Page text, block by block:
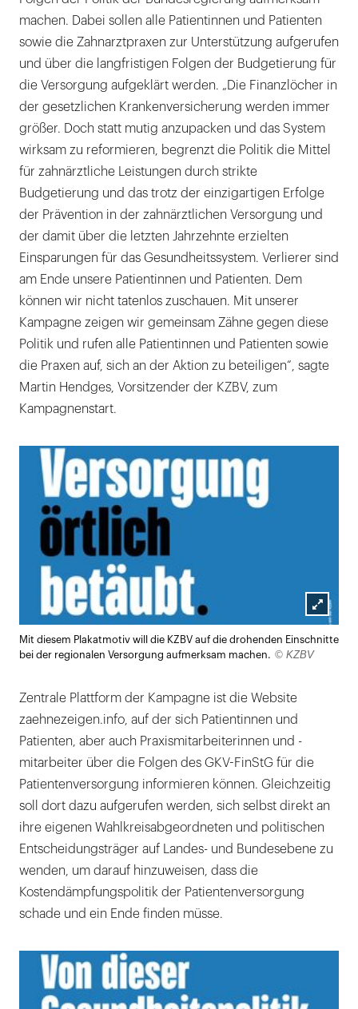
machen. Dabei sollen alle Patientinnen und Patienten
sowie die Zahnarztpraxen zur Unterstützung aufgerufen
und über die langfristigen Folgen der Budgetierung für
die Versorgung aufgeklärt werden. „Die Finanzlöcher in
der gesetzlichen Krankenversicherung werden immer
größer. Doch statt mutig anzupacken und das System
wirksam zu reformieren, begrenzt die Politik die Mittel
für zahnärztliche Leistungen durch strikte
Budgetierung und das trotz der einzigartigen Erfolge
der Prävention in der zahnärztlichen Versorgung und
der damit über die letzten Jahrzehnte erzielten
Einsparungen für das Gesundheitssystem. Verlierer sind
am Ende unsere Patientinnen und Patienten. Dem
können wir nicht tatenlos zuschauen. Mit unserer
Kampagne zeigen wir gemeinsam Zähne gegen diese
Politik und rufen alle Patientinnen und Patienten sowie
die Praxen auf, sich an der Aktion zu beteiligen“, sagte
Martin Hendges, Vorsitzender der KZBV, zum
Kampagnenstart.
öffnen
Mit diesem Plakatmotiv will die KZBV auf die drohenden Einschnitte
bei der regionalen Versorgung aufmerksam machen. © KZBV
Zentrale Plattform der Kampagne ist die Website
zaehnezeigen.info, auf der sich Patientinnen und
Patienten, aber auch Praxismitarbeiterinnen und -
mitarbeiter über die Folgen des GKV-FinStG für die
Patientenversorgung informieren können. Gleichzeitig
soll dort dazu aufgerufen werden, sich selbst direkt an
ihre eigenen Wahlkreisabgeordneten und politischen
Entscheidungsträger auf Landes- und Bundesebene zu
wenden, um darauf hinzuweisen, dass die
Kostendämpfungspolitik der Patientenversorgung
schade und ein Ende finden müsse.